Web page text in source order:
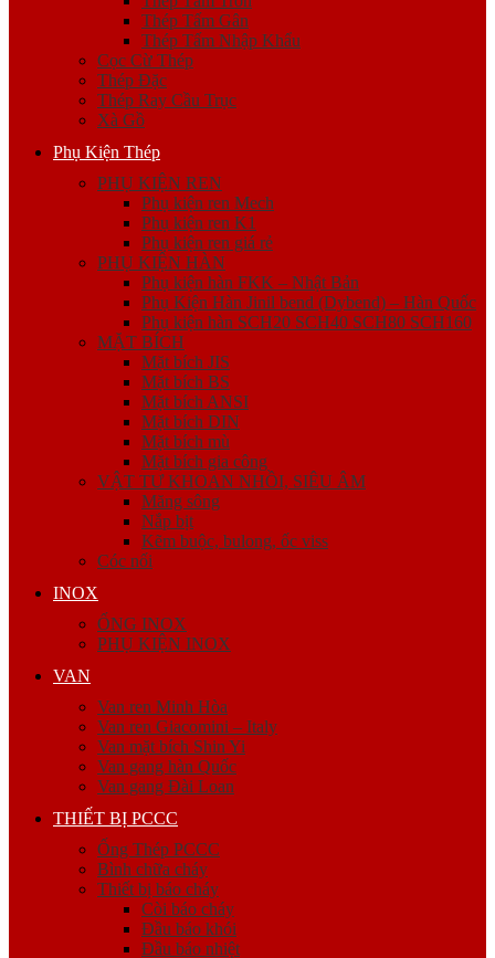
Thép Tấm Gân
Thép Tấm Nhập Khẩu
Cọc Cừ Thép
Thép Đặc
Thép Ray Cầu Trục
Xà Gồ
Phụ Kiện Thép
PHỤ KIỆN REN
Phụ kiện ren Mech
Phụ kiện ren K1
Phụ kiện ren giá rẻ
PHỤ KIỆN HÀN
Phụ kiện hàn FKK – Nhật Bản
Phụ Kiện Hàn Jinil bend (Dybend) – Hàn Quốc
Phụ kiện hàn SCH20 SCH40 SCH80 SCH160
MẶT BÍCH
Mặt bích JIS
Mặt bích BS
Mặt bích ANSI
Mặt bích DIN
Mặt bích mù
Mặt bích gia công
VẬT TƯ KHOAN NHỒI, SIÊU ÂM
Măng sông
Nắp bịt
Kẽm buộc, bulong, ốc viss
Cóc nối
INOX
ỐNG INOX
PHỤ KIỆN INOX
VAN
Van ren Minh Hòa
Van ren Giacomini – Italy
Van mặt bích Shin Yi
Van gang hàn Quốc
Van gang Đài Loan
THIẾT BỊ PCCC
Ống Thép PCCC
Bình chữa cháy
Thiết bị báo cháy
Còi báo cháy
Đầu báo khói
Đầu báo nhiệt